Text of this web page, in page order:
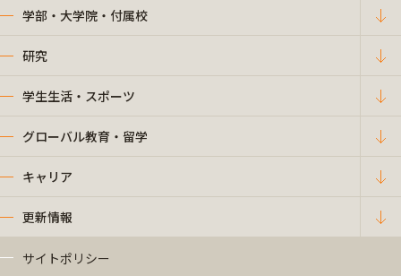
学部・大学院・付属校
研究
学生生活・スポーツ
グローバル教育・留学
キャリア
更新情報
サイトポリシー